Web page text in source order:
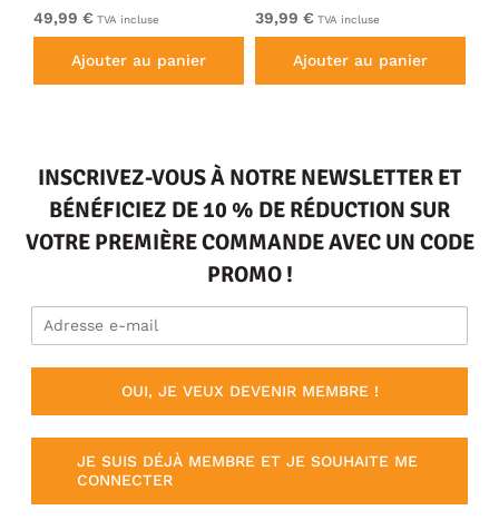
49,99 € TVA incluse
Ajouter au panier
39,99 € TVA incluse
Ajouter au panier
INSCRIVEZ-VOUS À NOTRE NEWSLETTER ET
BÉNÉFICIEZ DE 10 % DE RÉDUCTION SUR
VOTRE PREMIÈRE COMMANDE AVEC UN CODE
PROMO !
OUI, JE VEUX DEVENIR MEMBRE !
JE SUIS DÉJÀ MEMBRE ET JE SOUHAITE ME
CONNECTER